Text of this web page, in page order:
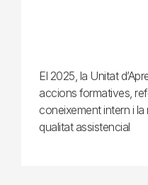
El 2025, la Unitat
accions formatives,
coneixement intern i
qualitat assistencial